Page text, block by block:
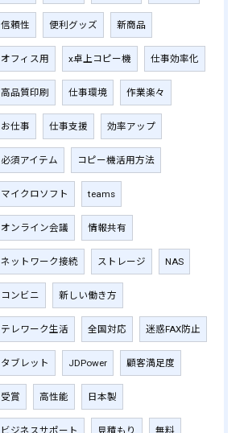
信頼性 便利グッズ 新商品
オフィス用 x卓上コピー機 仕事効率化
高品質印刷 仕事環境 作業楽々
お仕事 仕事支援 効率アップ
必須アイテム コピー機活用方法
マイクロソフト teams
オンライン会議 情報共有
ネットワーク接続 ストレージ NAS
コンビニ 新しい働き方
テレワーク生活 全国対応 迷惑FAX防止
タブレット JDPower 顧客満足度
受賞 高性能 日本製
ビジネスサポート 見積もり 無料